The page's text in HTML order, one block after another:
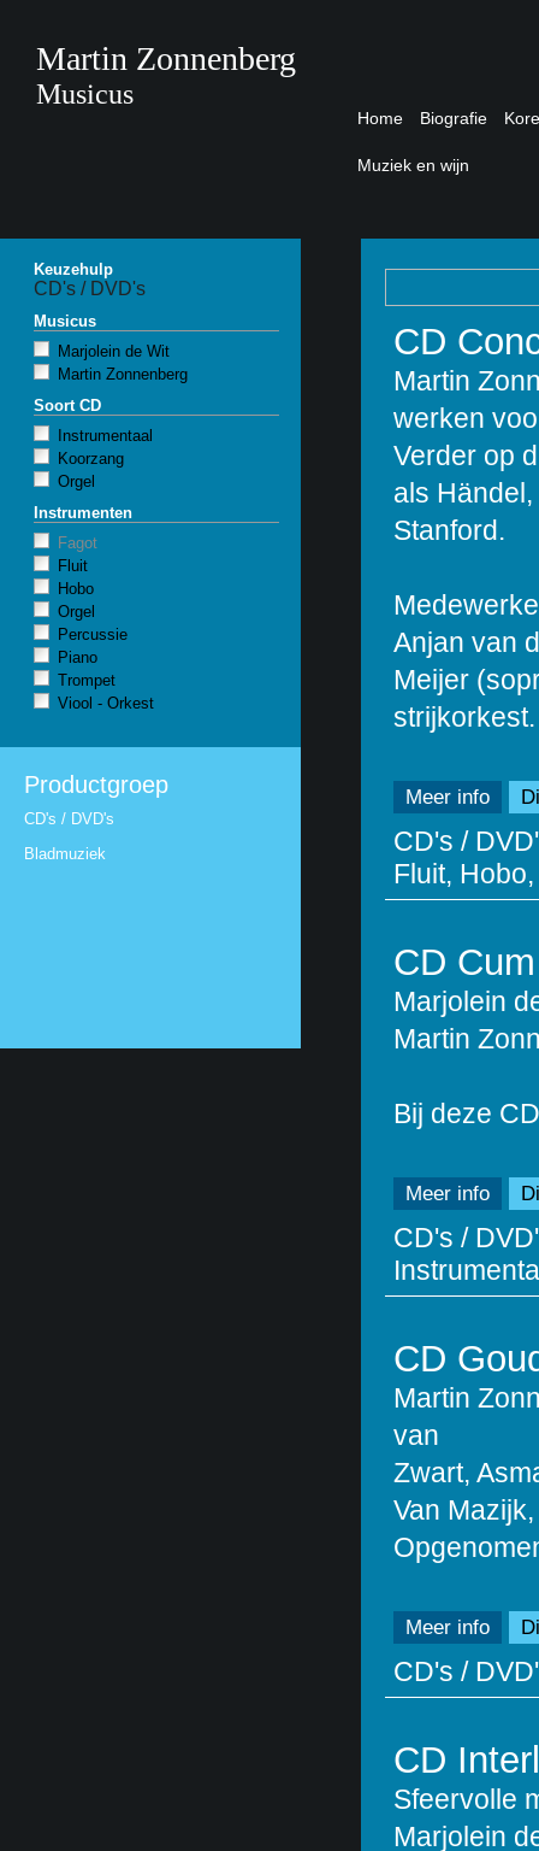
Martin Zonnenberg
Musicus
Home Biografie
Muziek en wijn
Keuzehulp
CD's / DVD's
Musicus
Marjolein de Wit
Martin Zonnenberg
Soort CD
Instrumentaal
Koorzang
Orgel
Instrumenten
Fagot
Fluit
Hobo
Orgel
Percussie
Piano
Trompet
Viool - Orkest
Productgroep
CD's / DVD's
Bladmuziek
CD
Martin
werken
Verder op
als
Stanford.
Anjan van
Meijer
Meer info
CD's /
Fluit,
CD
Marjolein
Martin
Bij deze
Meer info
CD's /
CD
Martin
van
Zwart,
Van
Meer info
CD's /
CD
Sfeervolle
Marjolein